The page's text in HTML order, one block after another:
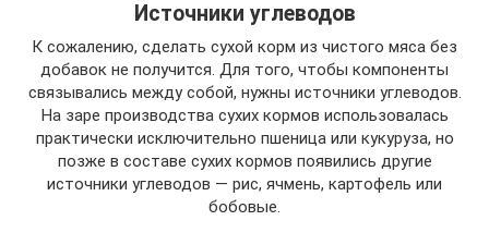
Источники углеводов
К сожалению, сделать сухой корм из чистого мяса без
добавок не получится. Для того, чтобы компоненты
связывались между собой, нужны источники углеводов.
На заре производства сухих кормов использовалась
практически исключительно пшеница или кукуруза, но
позже в составе сухих кормов появились другие
источники углеводов — рис, ячмень, картофель или
бобовые.